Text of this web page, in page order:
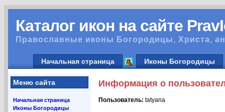
Каталог икон на сайте
Православные иконы Богородицы, Христа,
Начальная страница Иконы Богородицы
Меню сайта
Начальная страница
Иконы Богородицы
Информация о
Пользователь: tatyana